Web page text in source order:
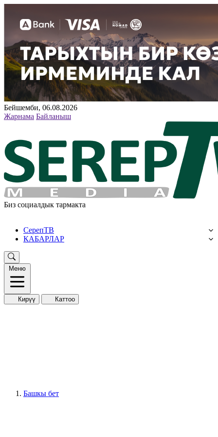
Бейшемби, 06.08.2026
Жарнама Байланыш
Биз социалдык тармакта
СерепТВ
КАБАРЛАР
Меню
Кирүү Каттоо
Башкы бет